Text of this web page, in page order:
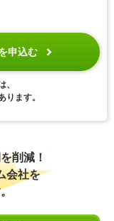
申込む
、
ります。
削減！
会社を